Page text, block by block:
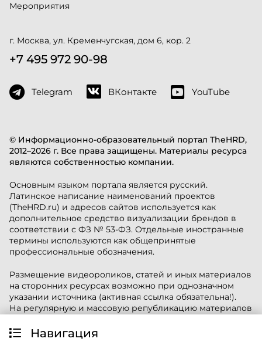
Навигация
© Информационно-образовательный портал TheHRD,
2012–2026 г. Все права защищены. Материалы ресурса
являются собственностью компании.
Основным языком портала является русский.
Латинское написание наименований проектов
(TheHRD.ru) и адресов сайтов используется как
дополнительное средство визуализации брендов в
соответствии с ФЗ № 53-ФЗ. Отдельные иностранные
термины используются как общепринятые
профессиональные обозначения.
Размещение видеороликов, статей и иных материалов
на сторонних ресурсах возможно при однозначном
указании источника (активная ссылка обязательна!).
На регулярную и массовую републикацию материалов
Мероприятия
г. Москва, ул. Кременчугская, дом 6, кор. 2
+7 495 972 90-98
Telegram ВКонтакте YouTube